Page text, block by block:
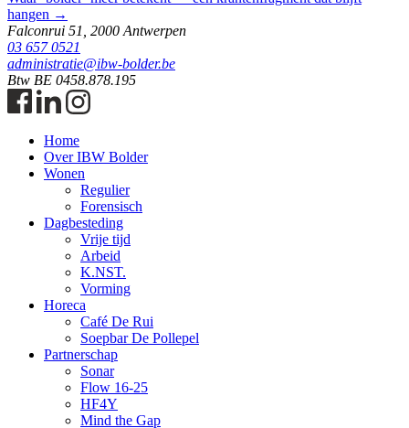
hangen →
Falconrui 51, 2000 Antwerpen
03 657 0521
administratie@ibw-bolder.be
Btw BE 0458.878.195
Home
Over IBW Bolder
Wonen
Regulier
Forensisch
Dagbesteding
Vrije tijd
Arbeid
K.NST.
Vorming
Horeca
Café De Rui
Soepbar De Pollepel
Partnerschap
Sonar
Flow 16-25
HF4Y
Mind the Gap